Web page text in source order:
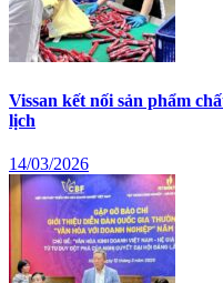
Vissan kết nối sản phẩm
lịch
14/03/2026